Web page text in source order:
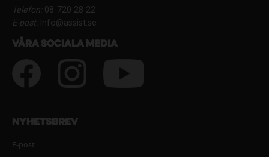
Telefon:08-720 28 22
E-post:Info@assist.se
Våra sociala media
Nyhetsbrev
E-post